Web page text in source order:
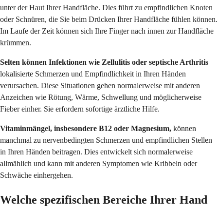
unter der Haut Ihrer Handfläche. Dies führt zu empfindlichen Knoten
oder Schnüren, die Sie beim Drücken Ihrer Handfläche fühlen können.
Im Laufe der Zeit können sich Ihre Finger nach innen zur Handfläche
krümmen.
Selten können Infektionen wie Zellulitis oder septische Arthritis
lokalisierte Schmerzen und Empfindlichkeit in Ihren Händen
verursachen. Diese Situationen gehen normalerweise mit anderen
Anzeichen wie Rötung, Wärme, Schwellung und möglicherweise
Fieber einher. Sie erfordern sofortige ärztliche Hilfe.
Vitaminmängel, insbesondere B12 oder Magnesium, können
manchmal zu nervenbedingten Schmerzen und empfindlichen Stellen
in Ihren Händen beitragen. Dies entwickelt sich normalerweise
allmählich und kann mit anderen Symptomen wie Kribbeln oder
Schwäche einhergehen.
Welche spezifischen Bereiche Ihrer Hand